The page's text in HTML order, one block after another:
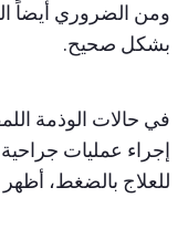
ومن الضروري أيضاً
بشكل صحيح.
في حالات الوذمة
إجراء عمليات
للعلاج بالضغط،